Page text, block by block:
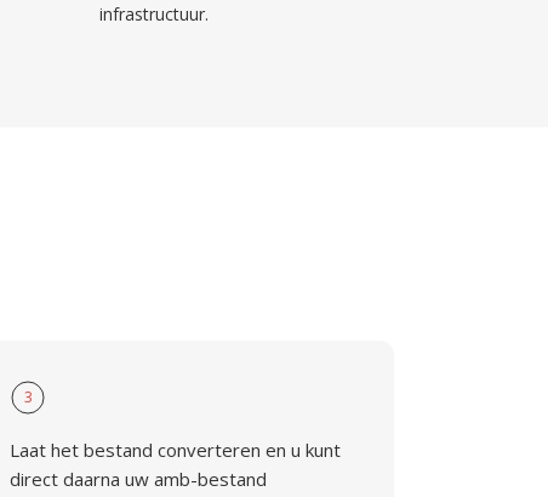
infrastructuur.
3
Laat het bestand converteren en u kunt
direct daarna uw amb-bestand